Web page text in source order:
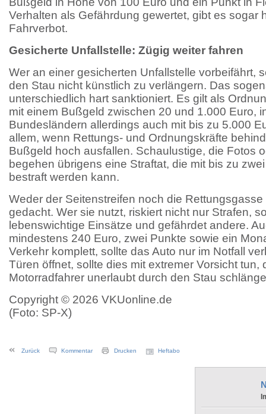
Verhalten als Gefährdung gewertet, gibt es sogar
Fahrverbot.
Gesicherte Unfallstelle: Zügig weiter fahren
Wer an einer gesicherten Unfallstelle vorbeifährt,
den Stau nicht künstlich zu verlängern. Das
unterschiedlich hart sanktioniert. Es gilt als
mit einem Bußgeld zwischen 20 und 1.000 Euro,
Bundesländern allerdings auch mit bis zu 5.000
allem, wenn Rettungs- und Ordnungskräfte
Bußgeld hoch ausfallen. Schaulustige, die Fotos
begehen übrigens eine Straftat, die mit bis zu
bestraft werden kann.
Weder der Seitenstreifen noch die
gedacht. Wer sie nutzt, riskiert nicht nur Strafen,
lebenswichtige Einsätze und gefährdet andere.
mindestens 240 Euro, zwei Punkte sowie ein
Verkehr komplett, sollte das Auto nur im Notfall
Türen öffnet, sollte dies mit extremer Vorsicht tun,
Motorradfahrer unerlaubt durch den Stau
Copyright © 2026 VKUonline.de
(Foto: SP-X)
Zurück Kommentar Drucken Heftabo